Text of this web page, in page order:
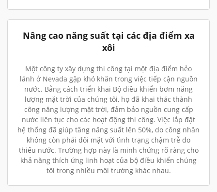
Nâng cao năng suất tại các địa điểm xa
xôi
Một công ty xây dựng thi công tại một địa điểm hẻo
lánh ở Nevada gặp khó khăn trong việc tiếp cận nguồn
nước. Bằng cách triển khai Bộ điều khiển bơm năng
lượng mặt trời của chúng tôi, họ đã khai thác thành
công năng lượng mặt trời, đảm bảo nguồn cung cấp
nước liên tục cho các hoạt động thi công. Việc lắp đặt
hệ thống đã giúp tăng năng suất lên 50%, do công nhân
không còn phải đối mặt với tình trạng chậm trễ do
thiếu nước. Trường hợp này là minh chứng rõ ràng cho
khả năng thích ứng linh hoạt của bộ điều khiển chúng
tôi trong nhiều môi trường khác nhau.